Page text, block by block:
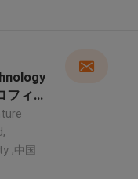
フィ
,中国